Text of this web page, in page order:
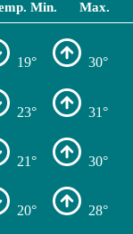
Min.
Max.
19° 30°
23° 31°
21° 30°
20° 28°